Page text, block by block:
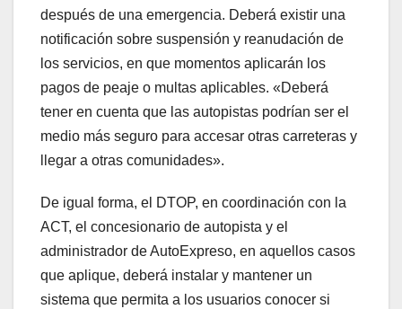
después de una emergencia. Deberá existir una
notificación sobre suspensión y reanudación de
los servicios, en que momentos aplicarán los
pagos de peaje o multas aplicables. «Deberá
tener en cuenta que las autopistas podrían ser el
medio más seguro para accesar otras carreteras y
llegar a otras comunidades».
De igual forma, el DTOP, en coordinación con la
ACT, el concesionario de autopista y el
administrador de AutoExpreso, en aquellos casos
que aplique, deberá instalar y mantener un
sistema que permita a los usuarios conocer si